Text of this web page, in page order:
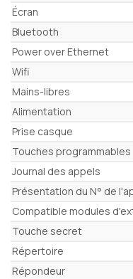
Écran
Bluetooth
Power over Ethernet
Wifi
Mains-libres
Alimentation
Prise casque
Touches programmables
Journal des appels
Présentation du N° de
Compatible modules
Touche secret
Répertoire
Répondeur